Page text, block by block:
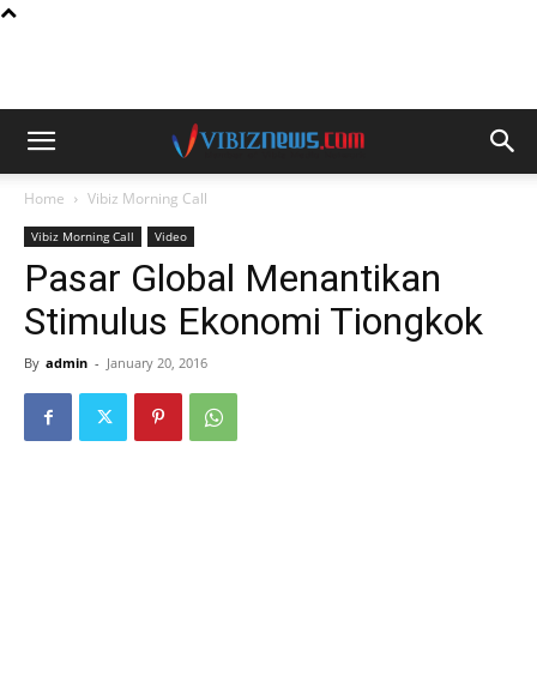
Home Vibiz Morning Call
Vibiz Morning Call Video
Pasar Global Menantikan
Stimulus Ekonomi Tiongkok
By admin - January 20, 2016